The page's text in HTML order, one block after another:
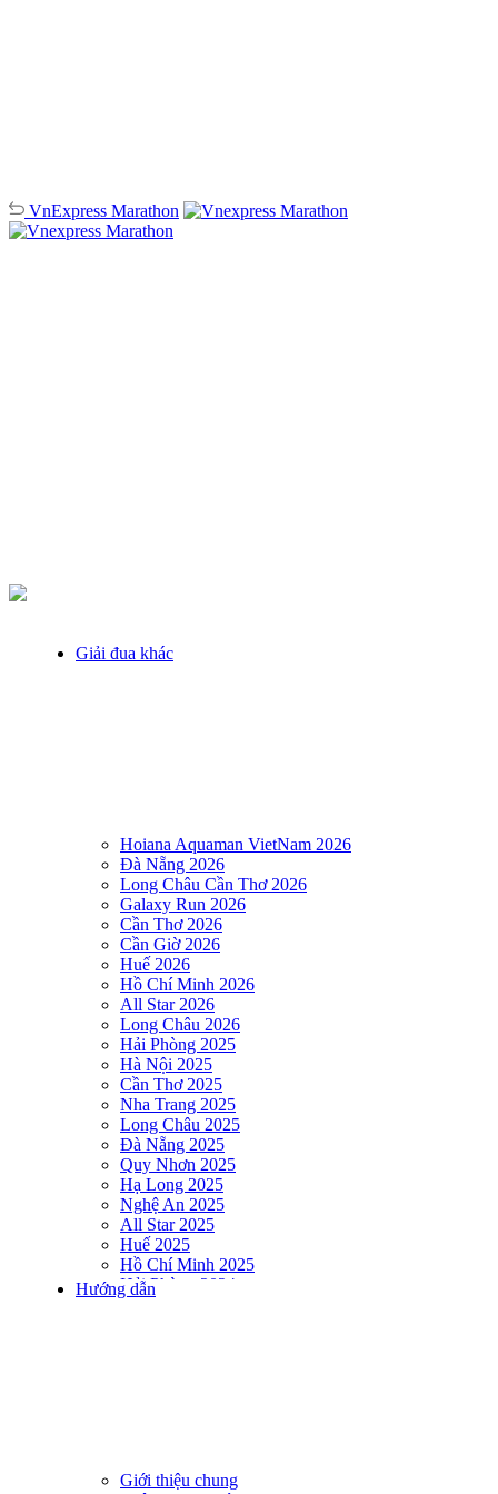
VnExpress Marathon
Giải đua khác
Hoiana Aquaman VietNam 2026
Đà Nẵng 2026
Long Châu Cần Thơ 2026
Galaxy Run 2026
Cần Thơ 2026
Cần Giờ 2026
Huế 2026
Hồ Chí Minh 2026
All Star 2026
Long Châu 2026
Hải Phòng 2025
Hà Nội 2025
Cần Thơ 2025
Nha Trang 2025
Long Châu 2025
Đà Nẵng 2025
Quy Nhơn 2025
Hạ Long 2025
Nghệ An 2025
All Star 2025
Huế 2025
Hồ Chí Minh 2025
Hải Phòng 2024
DNSE AQUAMAN VIETNAM 2024
DNSE AQUAMAN VIETNAM 2023
Hướng dẫn
Giới thiệu chung